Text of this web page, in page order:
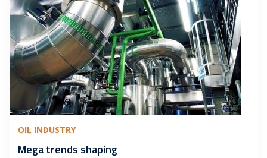
OIL INDUSTRY
Mega trends shaping